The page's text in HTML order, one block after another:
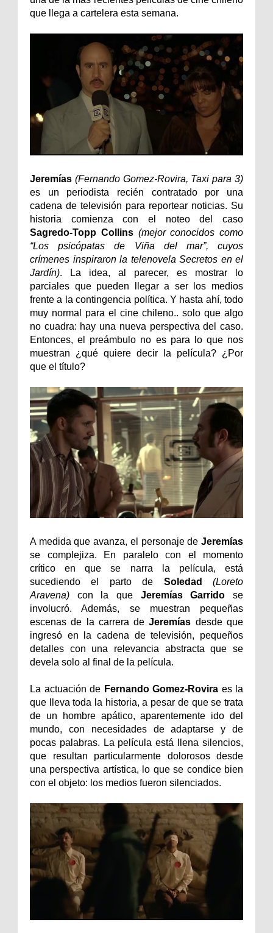
que llega a cartelera esta semana.
Jeremías (Fernando Gomez-Rovira, Taxi para 3)
es un periodista recién contratado por una
cadena de televisión para reportear noticias. Su
historia comienza con el noteo del caso
Sagredo-Topp Collins (mejor conocidos como
“Los psicópatas de Viña del mar”, cuyos
crímenes inspiraron la telenovela Secretos en el
Jardín). La idea, al parecer, es mostrar lo
parciales que pueden llegar a ser los medios
frente a la contingencia política. Y hasta ahí, todo
muy normal para el cine chileno.. solo que algo
no cuadra: hay una nueva perspectiva del caso.
Entonces, el preámbulo no es para lo que nos
muestran ¿qué quiere decir la película? ¿Por
que el título?
A medida que avanza, el personaje de Jeremías
se complejiza. En paralelo con el momento
crítico en que se narra la película, está
sucediendo el parto de Soledad(Loreto
Aravena) con la que Jeremías Garridose
involucró. Además, se muestran pequeñas
escenas de la carrera deJeremías desde que
ingresó en la cadena de televisión, pequeños
detalles con una relevancia abstracta que se
devela solo al final de la película.
La actuación de Fernando Gomez-Rovira es la
que lleva toda la historia, a pesar de que se trata
de un hombre apático, aparentemente ido del
mundo, con necesidades de adaptarse y de
pocas palabras. La película está llena silencios,
que resultan particularmente dolorosos desde
una perspectiva artística, lo que se condice bien
con el objeto: los medios fueron silenciados.